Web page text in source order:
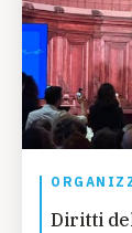
Diritti